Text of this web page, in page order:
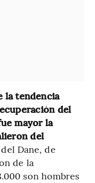
la tendencia
del
mayor la
del
Dane, de
de la
son hombres